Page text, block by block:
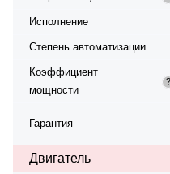
Исполнение
Степень автоматизации
Коэффициент
мощности
?
Гарантия
Двигатель